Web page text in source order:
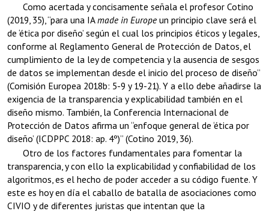
Como acertada y concisamente señala el profesor Cotino
(2019, 35), “para una IAmade in Europe un principio clave será el
de ‘ética por diseño’ según el cual los principios éticos y legales,
conforme al Reglamento General de Protección de Datos, el
cumplimiento de la ley de competencia y la ausencia de sesgos
de datos se implementan desde el inicio del proceso de diseño”
(Comisión Europea 2018b: 5-9 y 19-21). Y a ello debe añadirse la
exigencia de la transparencia y explicabilidad también en el
diseño mismo. También, la Conferencia Internacional de
Protección de Datos afirma un “enfoque general de ‘ética por
diseño’ (ICDPPC 2018: ap. 4º)” (Cotino 2019, 36).
Otro de los factores fundamentales para fomentar la
transparencia, y con ello la explicabilidad y confiabilidad de los
algoritmos, es el hecho de poder acceder a su código fuente. Y
este es hoy en día el caballo de batalla de asociaciones como
CIVIO y de diferentes juristas que intentan que la